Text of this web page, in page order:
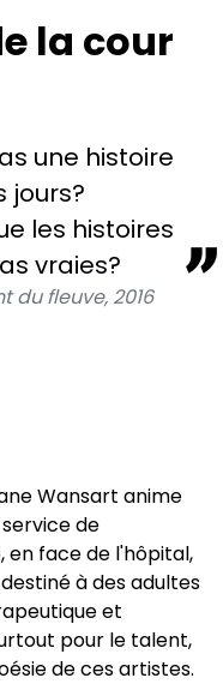
la cour
une histoire
jours?
les histoires
vraies?
du fleuve, 2016
Wansart anime
de
en face de l'hôpital,
à des adultes
et
pour le talent,
de ces artistes.